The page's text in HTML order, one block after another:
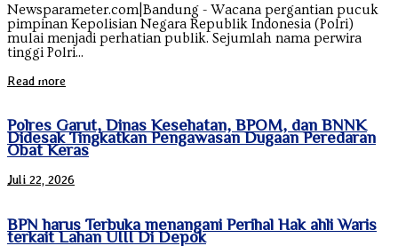
Newsparameter.com|Bandung - Wacana pergantian pucuk
pimpinan Kepolisian Negara Republik Indonesia (Polri)
mulai menjadi perhatian publik. Sejumlah nama perwira
tinggi Polri...
Read more
‎Polres Garut, Dinas Kesehatan, BPOM, dan BNNK
Didesak Tingkatkan Pengawasan Dugaan Peredaran
Obat Keras
Juli 22, 2026
BPN harus Terbuka menangani Perihal Hak ahli Waris
terkait Lahan UIII Di Depok